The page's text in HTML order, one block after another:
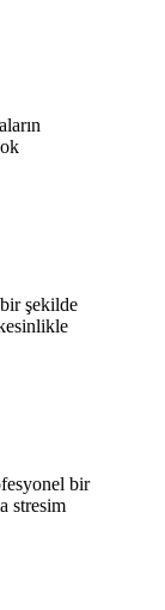
şekilde
bir
stresim